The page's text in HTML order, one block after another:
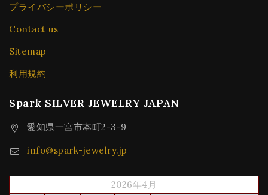
プライバシーポリシー
Contact us
Sitemap
利用規約
Spark SILVER JEWELRY JAPAN
愛知県一宮市本町2-3-9
info@spark-jewelry.jp
2026年4月